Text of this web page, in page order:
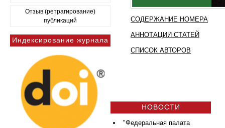
Отзыв (ретрагирование)
публикаций
Индексирование журнала
СОДЕРЖАНИЕ НОМЕРА
АННОТАЦИИ СТАТЕЙ
СПИСОК АВТОРОВ
НОВОСТИ
"Федеральная палата